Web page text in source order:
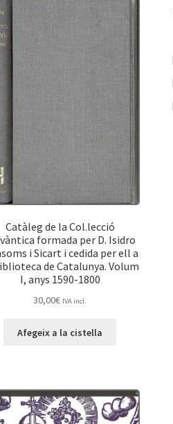
Catàleg de la Col.lecció
formada per D. Isidro
i Sicart i cedida per ell a
de Catalunya. Volum
I, anys 1590-1800
30,00€ IVA incl.
Afegeix a la cistella